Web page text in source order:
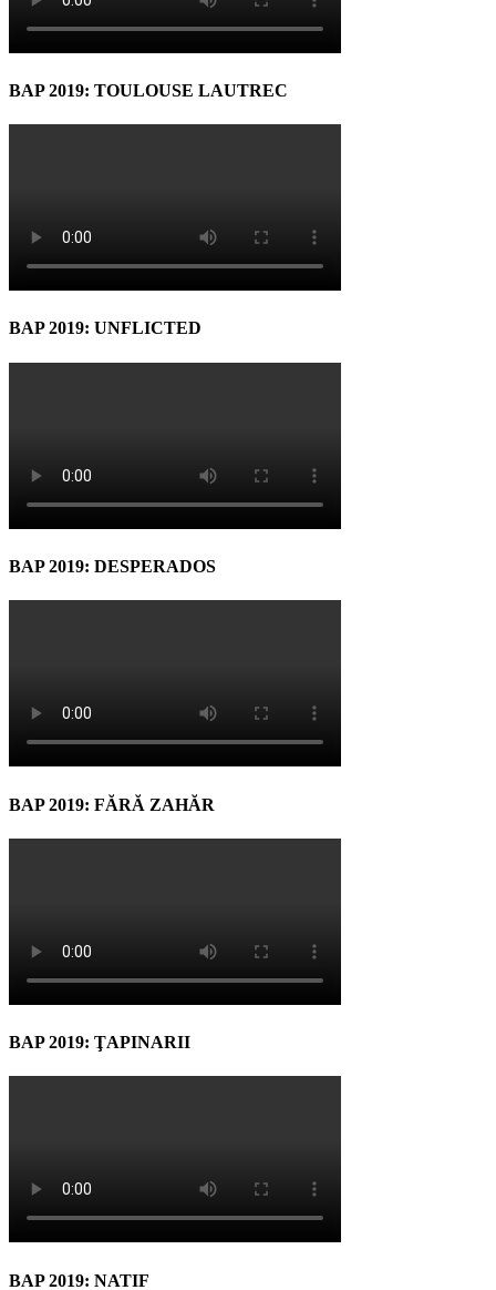
BAP 2019: TOULOUSE LAUTREC
BAP 2019: UNFLICTED
BAP 2019: DESPERADOS
BAP 2019: FĂRĂ ZAHĂR
BAP 2019: ŢAPINARII
BAP 2019: NATIF